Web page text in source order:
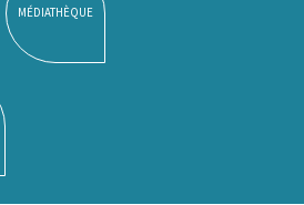
MÉDIATHÈQUE